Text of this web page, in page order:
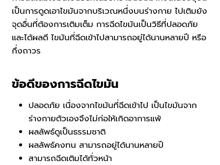
เป็นการดูดเอาไขมันจากบริเวณหนึ่งบนร่างกาย ไปเติมยัง
จุดอื่นที่ต้องการเติมเต็ม การฉีดไขมันเป็นวิธีที่ปลอดภัย
และได้ผลดี ไขมันที่ฉีดเข้าไปสามารถอยู่ได้นานหลายปี หรือ
กึ่งถาวร
ข้อดีของการฉีดไขมัน
ปลอดภัย เนื่องจากไขมันที่ฉีดเข้าไป เป็นไขมันจาก
ร่างกายตัวเองจึงไม่ก่อให้เกิดอาการแพ้
ผลลัพธ์ดูเป็นธรรมชาติ
ผลลัพธ์คงทน สามารถอยู่ได้นานหลายปี
สามารถฉีดเติมได้ทั่วหน้า